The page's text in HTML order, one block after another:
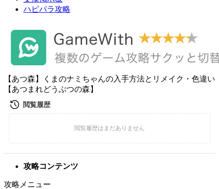
ハピパラ攻略
【あつ森】くまのナミちゃんの入手方法とリメイク・色違い
【あつまれどうぶつの森】
攻略コンテンツ
攻略メニュー